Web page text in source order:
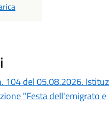
104 del 05.08.2026.
"Festa dell'emigrato